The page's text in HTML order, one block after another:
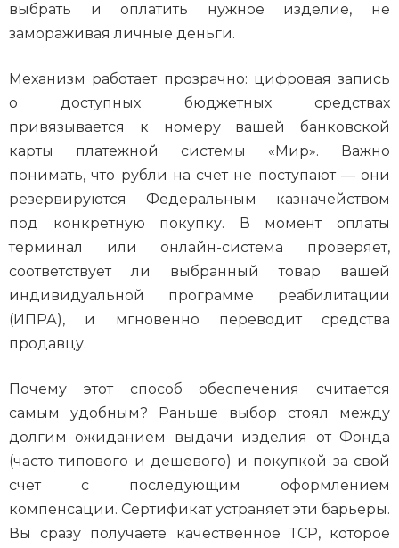
выбрать и оплатить нужное изделие, не
замораживая личные деньги.
Механизм работает прозрачно: цифровая запись
о доступных бюджетных средствах
привязывается к номеру вашей банковской
карты платежной системы «Мир». Важно
понимать, что рубли на счет не поступают — они
резервируются Федеральным казначейством
под конкретную покупку. В момент оплаты
терминал или онлайн-система проверяет,
соответствует ли выбранный товар вашей
индивидуальной программе реабилитации
(ИПРА), и мгновенно переводит средства
продавцу.
Почему этот способ обеспечения считается
самым удобным? Раньше выбор стоял между
долгим ожиданием выдачи изделия от Фонда
(часто типового и дешевого) и покупкой за свой
счет с последующим оформлением
компенсации. Сертификат устраняет эти барьеры.
Вы сразу получаете качественное ТСР, которое